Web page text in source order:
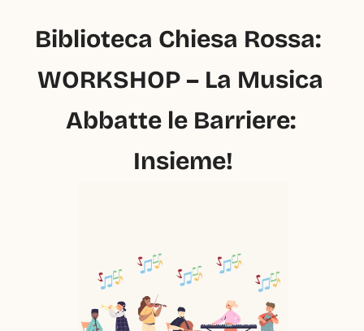
Biblioteca Chiesa Rossa:
WORKSHOP – La Musica
Abbatte le Barriere:
Insieme!